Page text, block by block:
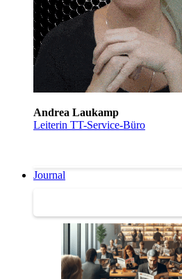
Andrea Laukamp
Leiterin TT-Service-Büro
Journal